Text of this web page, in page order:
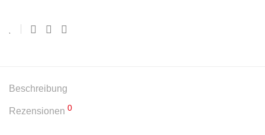
Beschreibung
Rezensionen 0